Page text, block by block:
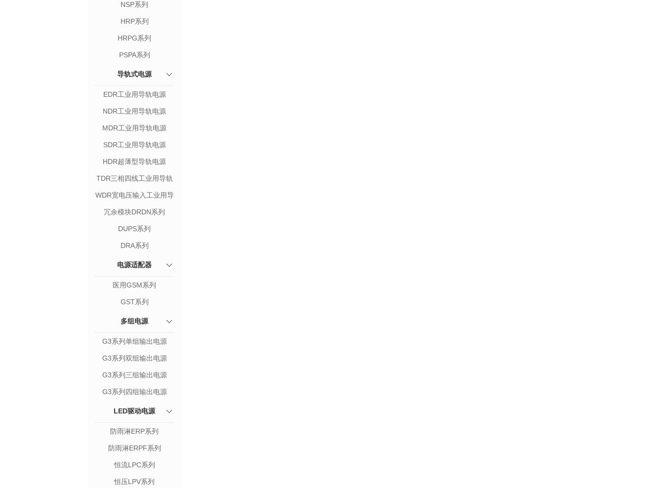
NSP系列
HRP系列
HRPG系列
PSPA系列
导轨式电源
EDR工业用导轨电源
NDR工业用导轨电源
MDR工业用导轨电源
SDR工业用导轨电源
HDR超薄型导轨电源
TDR三相四线工业用导轨
电源
WDR宽电压输入工业用导
轨电源
冗余模块DRDN系列
DUPS系列
DRA系列
电源适配器
医用GSM系列
GST系列
多组电源
G3系列单组输出电源
G3系列双组输出电源
G3系列三组输出电源
G3系列四组输出电源
LED驱动电源
防雨淋ERP系列
防雨淋ERPF系列
恒流LPC系列
恒压LPV系列